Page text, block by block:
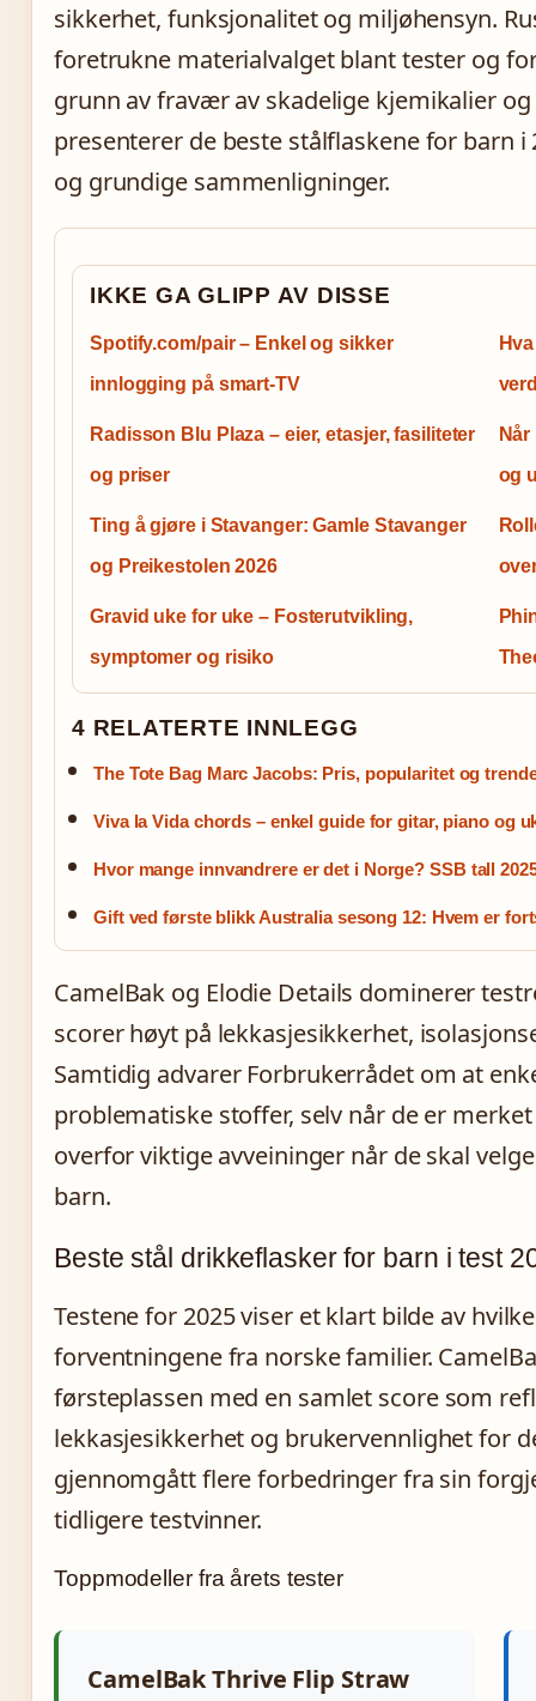
sikkerhet, funksjonalitet og miljøhensyn.
foretrukne materialvalget blant tester og
grunn av fravær av skadelige kjemikalier
presenterer de beste stålflaskene for barn
og grundige sammenligninger.
IKKE GA GLIPP AV DISSE
Spotify.com/pair – Enkel og sikker
innlogging på smart-TV
Radisson Blu Plaza – eier, etasjer, fasiliteter
og priser
og
Ting å gjøre i Stavanger: Gamle Stavanger
og Preikestolen 2026
Gravid uke for uke – Fosterutvikling,
symptomer og risiko
4 RELATERTE INNLEGG
The Tote Bag Marc Jacobs: Pris, popularitet og
Viva la Vida chords – enkel guide for gitar, piano og
Hvor mange innvandrere er det i Norge? SSB tall
Gift ved første blikk Australia sesong 12: Hvem er
CamelBak og Elodie Details dominerer
scorer høyt på lekkasjesikkerhet,
Samtidig advarer Forbrukerrådet om at
problematiske stoffer, selv når de er
overfor viktige avveininger når de skal
barn.
Beste stål drikkeflasker for barn i test
Testene for 2025 viser et klart bilde av
forventningene fra norske familier.
førsteplassen med en samlet score som
lekkasjesikkerhet og brukervennlighet for
gjennomgått flere forbedringer fra sin
tidligere testvinner.
Toppmodeller fra årets tester
CamelBak Thrive Flip Straw